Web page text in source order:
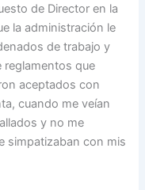
de Director en la
la administración le
de trabajo y
reglamentos que
aceptados con
cuando me veían
y no me
simpatizaban con mis